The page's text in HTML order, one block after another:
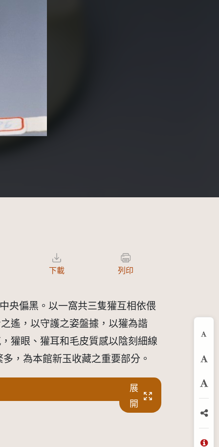
下載 列印
央偏黑。以一窩共三隻獾互相依偎
遙，以守護之姿盤據，以獾為諧
獾眼、獾耳和毛皮質感以陰刻細線
，為本館新玉收藏之重要部分。
展
開
放
分